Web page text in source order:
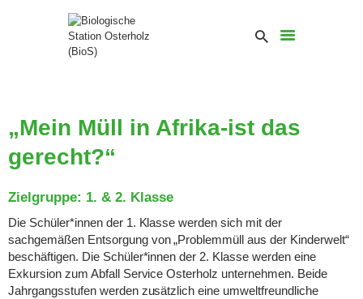
„Mein Müll in Afrika-ist das
gerecht?“
Zielgruppe: 1. & 2. Klasse
Die Schüler*innen der 1. Klasse werden sich mit der
sachgemäßen Entsorgung von „Problemmüll aus der Kinderwelt“
beschäftigen. Die Schüler*innen der 2. Klasse werden eine
Exkursion zum Abfall Service Osterholz unternehmen. Beide
Jahrgangsstufen werden zusätzlich eine umweltfreundliche